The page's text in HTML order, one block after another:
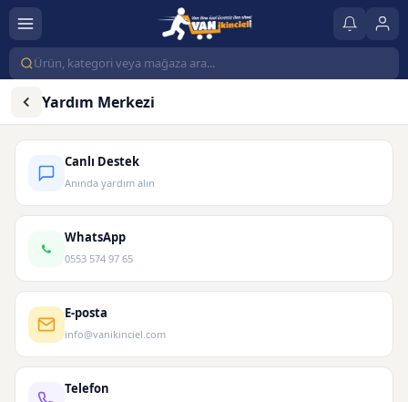
Yardım Merkezi
Canlı Destek
Anında yardım alın
WhatsApp
0553 574 97 65
E-posta
info@vanikinciel.com
Telefon